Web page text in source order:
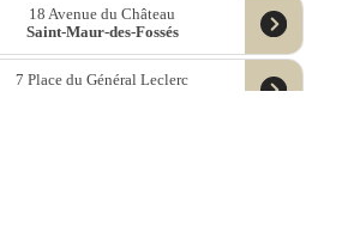
18 Avenue du Château
Saint-Maur-des-Fossés
7 Place du Général Leclerc